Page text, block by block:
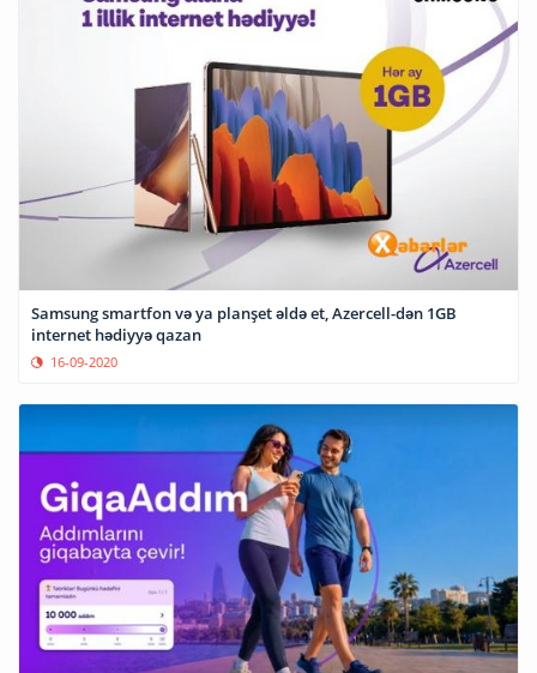
Samsung smartfon və ya planşet əldə et, Azercell-dən 1GB
internet hədiyyə qazan
16-09-2020